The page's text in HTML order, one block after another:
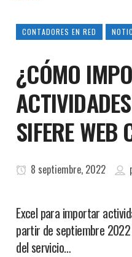
CONTADORES EN RED
¿CÓMO
SIFERE WEB
8 septiembre, 2022
Excel para importar
partir de septiembre
del servicio…